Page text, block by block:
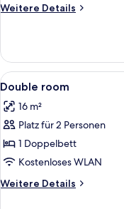
Weitere Details
Weitere
Alle
Fotos
für
Double
room
anzeigen
8
Double room
16 m²
Platz für 2 Personen
1 Doppelbett
Kostenloses WLAN
Weitere Details
Weitere